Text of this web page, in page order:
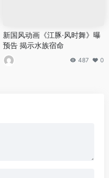
新国风动画《江豚·风时舞》曝
预告 揭示水族宿命
487 0